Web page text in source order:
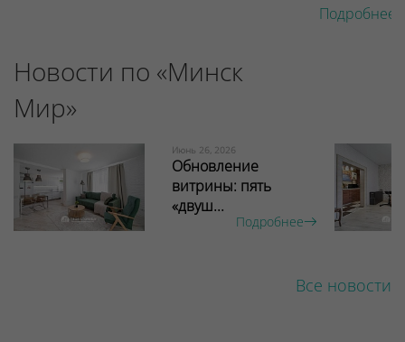
Подробнее
Новости по «Минск
Мир»
Июнь 26, 2026
Обновление
витрины: пять
«двуш...
Подробнее
Все новости